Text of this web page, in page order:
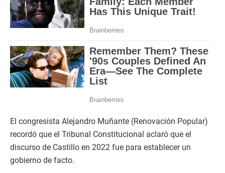
El congresista Alejandro Muñante (Renovación Popular)
recordó que el Tribunal Constitucional aclaró que el
discurso de Castillo en 2022 fue para establecer un
gobierno de facto.